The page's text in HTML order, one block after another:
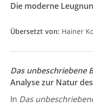
Die moderne
Übersetzt von: Hainer
Das unbeschriebene
Analyse zur Natur
In Das